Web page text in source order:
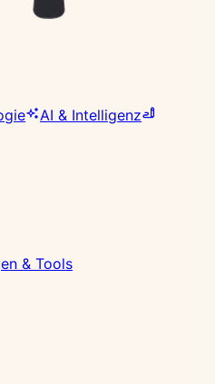
AI & Intelligenz
& Tools